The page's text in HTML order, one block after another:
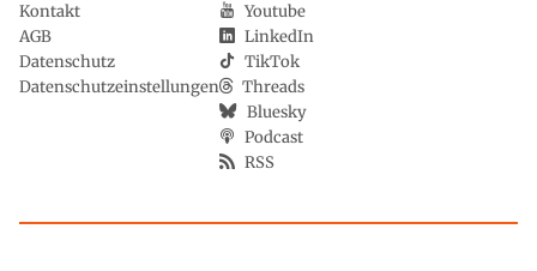
Kontakt
AGB
Datenschutz
Datenschutzeinstellungen
Youtube
LinkedIn
TikTok
Threads
Bluesky
Podcast
RSS